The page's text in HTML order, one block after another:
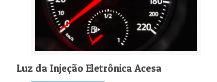
Luz da Injeção Eletrônica Acesa